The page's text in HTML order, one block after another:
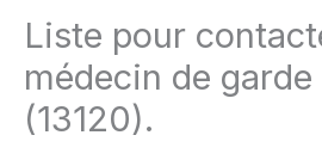
Liste pour
médecin de garde
(13120).